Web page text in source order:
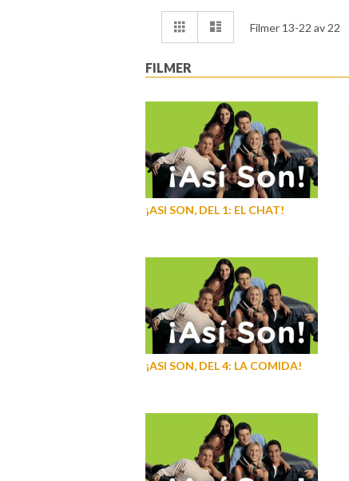
Visa
som
Rutnät ListaFilmer 13-22 av 22
FILMER
¡ASI SON, DEL 1: EL CHAT!
¡ASI SON, DEL 4: LA COMIDA!